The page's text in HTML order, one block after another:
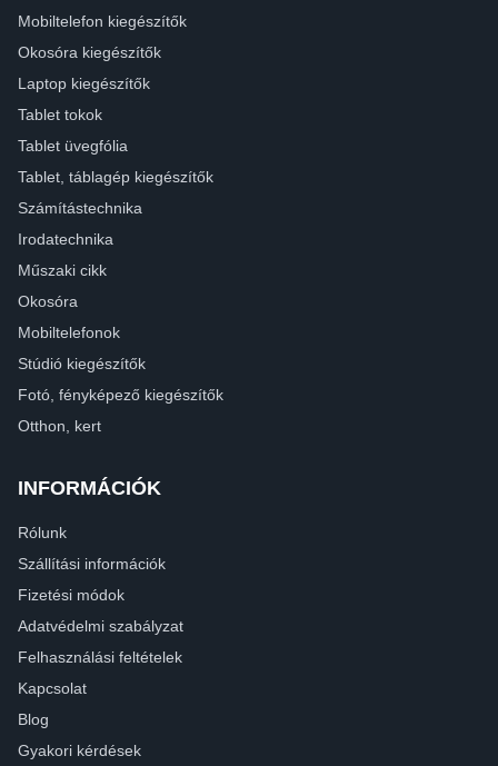
Mobiltelefon kiegészítők
Okosóra kiegészítők
Laptop kiegészítők
Tablet tokok
Tablet üvegfólia
Tablet, táblagép kiegészítők
Számítástechnika
Irodatechnika
Műszaki cikk
Okosóra
Mobiltelefonok
Stúdió kiegészítők
Fotó, fényképező kiegészítők
Otthon, kert
INFORMÁCIÓK
Rólunk
Szállítási információk
Fizetési módok
Adatvédelmi szabályzat
Felhasználási feltételek
Kapcsolat
Blog
Gyakori kérdések